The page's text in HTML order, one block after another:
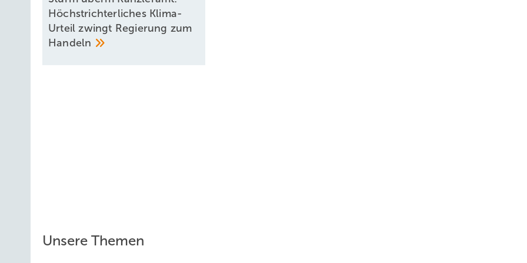
Regeln für Minderungsmaßnahmen festlegen. Sie müssen also schon bei der Planausweisung schauen, welche
Höchstrichterliches Klima-
Urteil zwingt Regierung zum
Handeln
Unsere Themen